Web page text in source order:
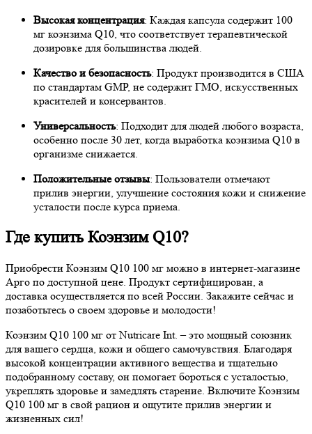
Высокая концентрация: Каждая капсула содержит 100
мг коэнзима Q10, что соответствует терапевтической
дозировке для большинства людей.
Качество и безопасность: Продукт производится в США
по стандартам GMP, не содержит ГМО, искусственных
красителей и консервантов.
Универсальность: Подходит для людей любого возраста,
особенно после 30 лет, когда выработка коэнзима Q10 в
организме снижается.
Положительные отзывы: Пользователи отмечают
прилив энергии, улучшение состояния кожи и снижение
усталости после курса приема.
Где купить Коэнзим Q10?
Приобрести Коэнзим Q10 100 мг можно в интернет-магазине
Арго по доступной цене. Продукт сертифицирован, а
доставка осуществляется по всей России. Закажите сейчас и
позаботьтесь о своем здоровье и молодости!
Коэнзим Q10 100 мг от Nutricare Int. – это мощный союзник
для вашего сердца, кожи и общего самочувствия. Благодаря
высокой концентрации активного вещества и тщательно
подобранному составу, он помогает бороться с усталостью,
укреплять здоровье и замедлять старение. Включите Коэнзим
Q10 100 мг в свой рацион и ощутите прилив энергии и
жизненных сил!